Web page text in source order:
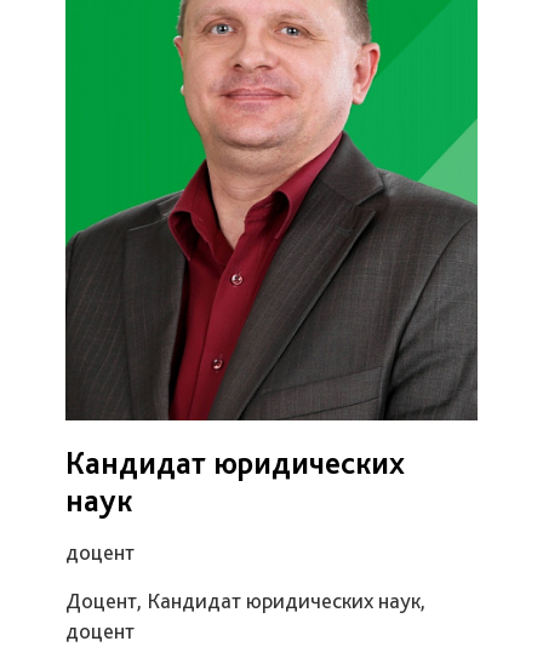
Кандидат юридических
наук
доцент
Доцент, Кандидат юридических наук,
доцент